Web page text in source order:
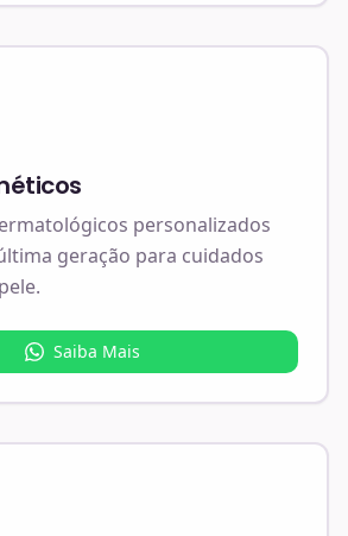
personalizados
geração para cuidados
Saiba Mais